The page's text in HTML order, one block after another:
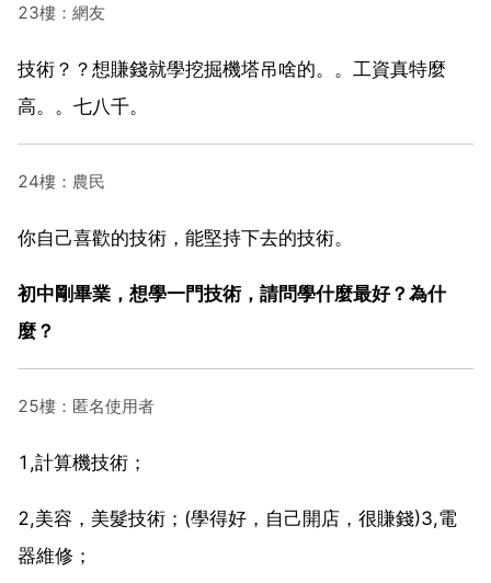
23樓：網友
技術？？想賺錢就學挖掘機塔吊啥的。。工資真特麼
高。。七八千。
24樓：農民
你自己喜歡的技術，能堅持下去的技術。
初中剛畢業，想學一門技術，請問學什麼最好？為什
麼？
25樓：匿名使用者
1,計算機技術；
2,美容，美髮技術；(學得好，自己開店，很賺錢)3,電
器維修；